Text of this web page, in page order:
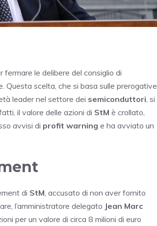
le delibere del consiglio di
Questa scelta, che si basa sulle prerogative
leader nel settore dei semiconduttori , si
il valore delle azioni di StM è crollato,
avvisi di profit warning e ha avviato un
di StM , accusato di non aver fornito
l’amministratore delegato Jean Marc
per un valore di circa 8 milioni di euro